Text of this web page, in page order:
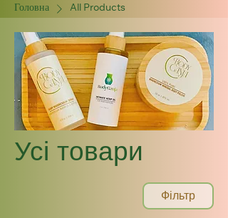
Головна All Products
Усі товари
Фільтр